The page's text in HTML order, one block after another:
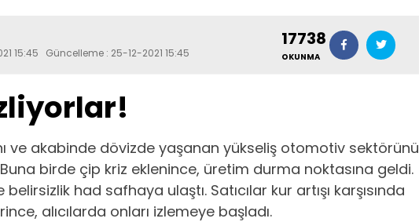
15:45 Güncelleme : 25-12-2021 15:45
17738
OKUNMA
ve akabinde dövizde yaşanan yükseliş otomotiv sektörünü
birde çip kriz eklenince, üretim durma noktasına geldi.
had safhaya ulaştı. Satıcılar kur artışı karşısında
alıcılarda onları izlemeye başladı.